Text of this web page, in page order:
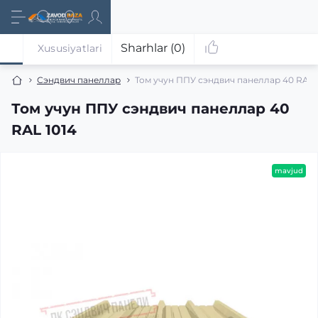
Сэндвич панеллар Том учун ППУ сэндвич панеллар 40 RAL
Том учун ППУ сэндвич панеллар 40
RAL 1014
Xususiyatlari Sharhlar (0)
mavjud